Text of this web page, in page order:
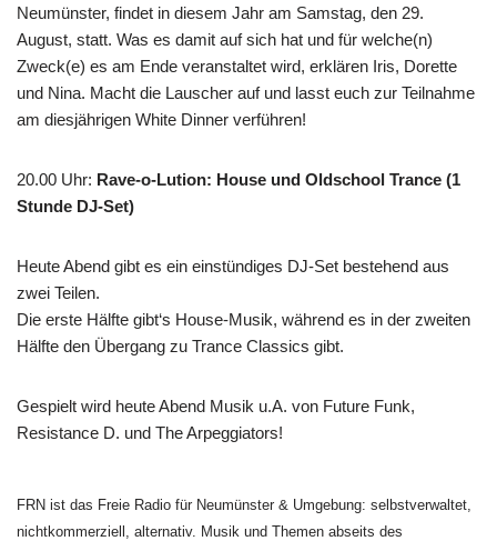
Neumünster, findet in diesem Jahr am Samstag, den 29.
August, statt. Was es damit auf sich hat und für welche(n)
Zweck(e) es am Ende veranstaltet wird, erklären Iris, Dorette
und Nina. Macht die Lauscher auf und lasst euch zur Teilnahme
am diesjährigen White Dinner verführen!
20.00 Uhr: Rave-o-Lution: House und Oldschool Trance (1
Stunde DJ-Set)
Heute Abend gibt es ein einstündiges DJ-Set bestehend aus
zwei Teilen.
Die erste Hälfte gibt‘s House-Musik, während es in der zweiten
Hälfte den Übergang zu Trance Classics gibt.
Gespielt wird heute Abend Musik u.A. von Future Funk,
Resistance D. und The Arpeggiators!
FRN ist das Freie Radio für Neumünster & Umgebung: selbstverwaltet,
nichtkommerziell, alternativ. Musik und Themen abseits des